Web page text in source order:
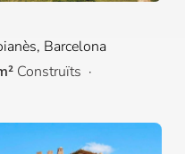
Barcelona
Construïts